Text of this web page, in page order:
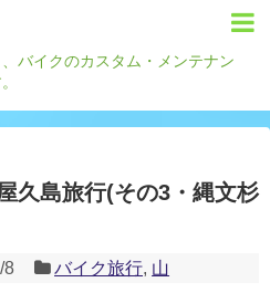
バイクのカスタム・メンテナン
久島旅行(その3・縄文杉
8 バイク旅行, 山